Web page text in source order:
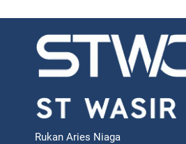
Rukan Aries Niaga